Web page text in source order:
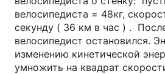
велосипедиста = 48кг,
секунду ( 36 км в час ) .
велосипедист остановился.
изменению кинетической
умножить на квадрат